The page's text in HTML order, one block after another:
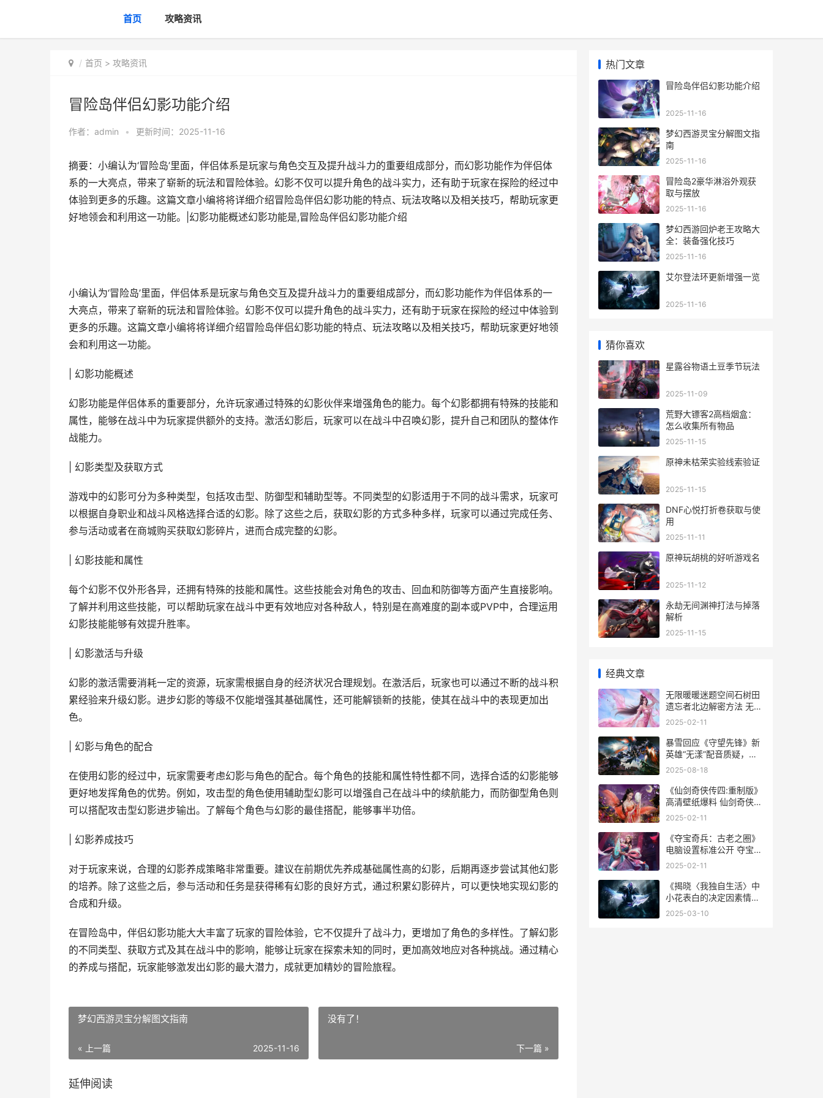
首页 攻略资讯
首页 > 攻略资讯
冒险岛伴侣幻影功能介绍
作者： admin • 更新时间：2025-11-16
摘要：小编认为‘冒险岛’里面，伴侣体系是玩家与角色交互及提升战斗力的重要组成部分，而幻影功能作为伴侣体
系的一大亮点，带来了崭新的玩法和冒险体验。幻影不仅可以提升角色的战斗实力，还有助于玩家在探险的经过中
体验到更多的乐趣。这篇文章小编将将详细介绍冒险岛伴侣幻影功能的特点、玩法攻略以及相关技巧，帮助玩家更
好地领会和利用这一功能。|幻影功能概述幻影功能是,冒险岛伴侣幻影功能介绍
小编认为‘冒险岛’里面，伴侣体系是玩家与角色交互及提升战斗力的重要组成部分，而幻影功能作为伴侣体系的一
大亮点，带来了崭新的玩法和冒险体验。幻影不仅可以提升角色的战斗实力，还有助于玩家在探险的经过中体验到
更多的乐趣。这篇文章小编将将详细介绍冒险岛伴侣幻影功能的特点、玩法攻略以及相关技巧，帮助玩家更好地领
会和利用这一功能。
| 幻影功能概述
幻影功能是伴侣体系的重要部分，允许玩家通过特殊的幻影伙伴来增强角色的能力。每个幻影都拥有特殊的技能和
属性，能够在战斗中为玩家提供额外的支持。激活幻影后，玩家可以在战斗中召唤幻影，提升自己和团队的整体作
战能力。
| 幻影类型及获取方式
游戏中的幻影可分为多种类型，包括攻击型、防御型和辅助型等。不同类型的幻影适用于不同的战斗需求，玩家可
以根据自身职业和战斗风格选择合适的幻影。除了这些之后，获取幻影的方式多种多样，玩家可以通过完成任务、
参与活动或者在商城购买获取幻影碎片，进而合成完整的幻影。
| 幻影技能和属性
每个幻影不仅外形各异，还拥有特殊的技能和属性。这些技能会对角色的攻击、回血和防御等方面产生直接影响。
了解并利用这些技能，可以帮助玩家在战斗中更有效地应对各种敌人，特别是在高难度的副本或PVP中，合理运用
幻影技能能够有效提升胜率。
| 幻影激活与升级
幻影的激活需要消耗一定的资源，玩家需根据自身的经济状况合理规划。在激活后，玩家也可以通过不断的战斗积
累经验来升级幻影。进步幻影的等级不仅能增强其基础属性，还可能解锁新的技能，使其在战斗中的表现更加出
色。
| 幻影与角色的配合
在使用幻影的经过中，玩家需要考虑幻影与角色的配合。每个角色的技能和属性特性都不同，选择合适的幻影能够
更好地发挥角色的优势。例如，攻击型的角色使用辅助型幻影可以增强自己在战斗中的续航能力，而防御型角色则
可以搭配攻击型幻影进步输出。了解每个角色与幻影的最佳搭配，能够事半功倍。
| 幻影养成技巧
对于玩家来说，合理的幻影养成策略非常重要。建议在前期优先养成基础属性高的幻影，后期再逐步尝试其他幻影
的培养。除了这些之后，参与活动和任务是获得稀有幻影的良好方式，通过积累幻影碎片，可以更快地实现幻影的
合成和升级。
在冒险岛中，伴侣幻影功能大大丰富了玩家的冒险体验，它不仅提升了战斗力，更增加了角色的多样性。了解幻影
的不同类型、获取方式及其在战斗中的影响，能够让玩家在探索未知的同时，更加高效地应对各种挑战。通过精心
的养成与搭配，玩家能够激发出幻影的最大潜力，成就更加精妙的冒险旅程。
梦幻西游灵宝分解图文指南
« 上一篇 2025-11-16
没有了！
下一篇 »
延伸阅读
热门文章
冒险岛伴侣幻影功能介绍
2025-11-16
梦幻西游灵宝分解图文指
南
2025-11-16
冒险岛2豪华淋浴外观获
取与摆放
2025-11-16
梦幻西游回炉老王攻略大
全：装备强化技巧
2025-11-16
艾尔登法环更新增强一览
2025-11-16
猜你喜欢
星露谷物语土豆季节玩法
2025-11-09
荒野大镖客2高档烟盒：
怎么收集所有物品
2025-11-15
原神未枯荣实验线索验证
2025-11-15
DNF心悦打折卷获取与使
用
2025-11-11
原神玩胡桃的好听游戏名
2025-11-12
永劫无间渊神打法与掉落
解析
2025-11-15
经典文章
无限暖暖迷题空间石树田
遗忘者北边解密方法 无限
暖暖迷题空间挑战
2025-02-11
暴雪回应《守望先锋》新
英雄“无漾”配音质疑，承
诺重新录制中文语音 暴雪
2025-08-18
《仙剑奇侠传四:重制版》
高清壁纸爆料 仙剑奇侠传
四攻略图文
2025-02-11
《夺宝奇兵：古老之圈》
电脑设置标准公开 夺宝奇
兵古老之圈
2025-02-11
《揭晓〈我独自生活〉中
小花表白的决定因素情节
节点》
2025-03-10